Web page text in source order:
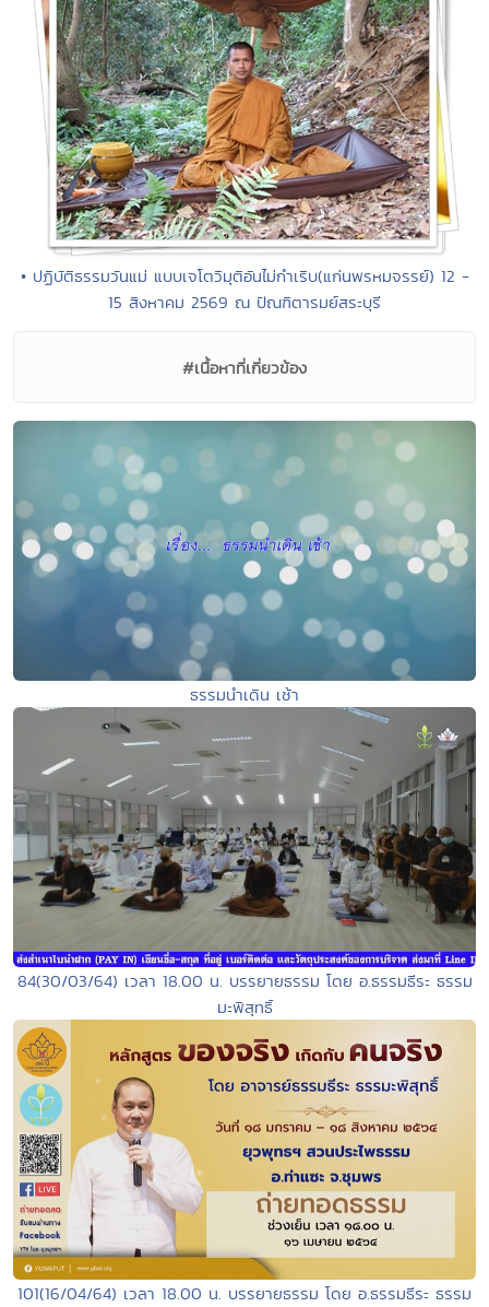
• ปฏิบัติธรรมวันแม่ แบบเจโตวิมุติอันไม่กำเริบ(แก่นพรหมจรรย์) 12 -
15 สิงหาคม 2569 ณ ปัณฑิตารมย์สระบุรี
#เนื้อหาที่เกี่ยวข้อง
ธรรมนำเดิน เช้า
84(30/03/64) เวลา 18.00 น. บรรยายธรรม โดย อ.ธรรมธีระ ธรรม
มะพิสุทธิ์
101(16/04/64) เวลา 18.00 น. บรรยายธรรม โดย อ.ธรรมธีระ ธรรม